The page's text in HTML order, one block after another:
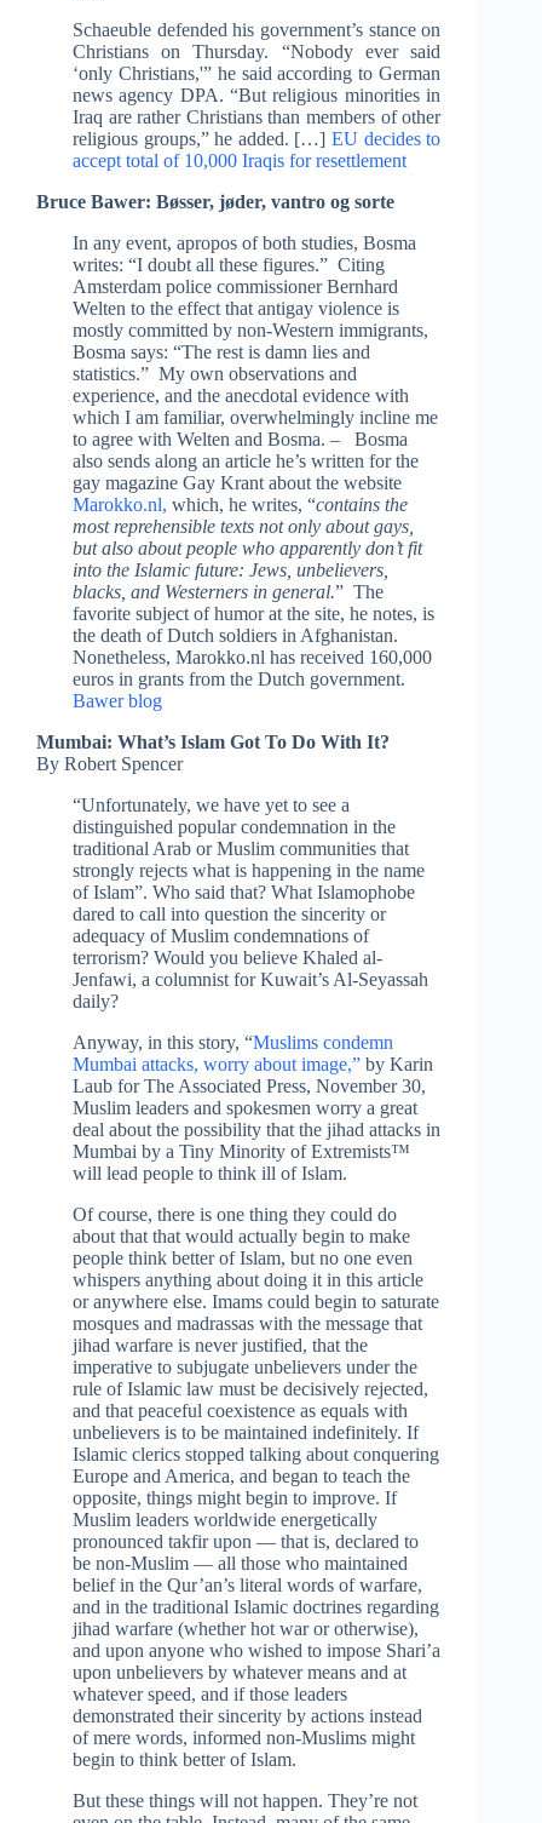
Schaeuble defended his government’s stance on
Christians on Thursday. “Nobody ever said
‘only Christians,'” he said according to German
news agency DPA. “But religious minorities in
Iraq are rather Christians than members of other
religious groups,” he added. […]EU decides to
accept total of 10,000 Iraqis for resettlement
Bruce Bawer: Bøsser, jøder, vantro og sorte
In any event, apropos of both studies, Bosma
writes: “I doubt all these figures.” Citing
Amsterdam police commissioner Bernhard
Welten to the effect that antigay violence is
mostly committed by non-Western immigrants,
Bosma says: “The rest is damn lies and
statistics.” My own observations and
experience, and the anecdotal evidence with
which I am familiar, overwhelmingly incline me
to agree with Welten and Bosma. – Bosma
also sends along an article he’s written for the
gay magazine Gay Krant about the website
Marokko.nl, which, he writes, “contains the
most reprehensible texts not only about gays,
but also about people who apparently don’t fit
into the Islamic future: Jews, unbelievers,
blacks, and Westerners in general.” The
favorite subject of humor at the site, he notes, is
the death of Dutch soldiers in Afghanistan.
Nonetheless, Marokko.nl has received 160,000
euros in grants from the Dutch government.
Bawer blog
Mumbai: What’s Islam Got To Do With It?
By Robert Spencer
“Unfortunately, we have yet to see a
distinguished popular condemnation in the
traditional Arab or Muslim communities that
strongly rejects what is happening in the name
of Islam”. Who said that? What Islamophobe
dared to call into question the sincerity or
adequacy of Muslim condemnations of
terrorism? Would you believe Khaled al-
Jenfawi, a columnist for Kuwait’s Al-Seyassah
daily?
Anyway, in this story, “Muslims condemn
Mumbai attacks, worry about image,” by Karin
Laub for The Associated Press, November 30,
Muslim leaders and spokesmen worry a great
deal about the possibility that the jihad attacks in
Mumbai by a Tiny Minority of Extremists™
will lead people to think ill of Islam.
Of course, there is one thing they could do
about that that would actually begin to make
people think better of Islam, but no one even
whispers anything about doing it in this article
or anywhere else. Imams could begin to saturate
mosques and madrassas with the message that
jihad warfare is never justified, that the
imperative to subjugate unbelievers under the
rule of Islamic law must be decisively rejected,
and that peaceful coexistence as equals with
unbelievers is to be maintained indefinitely. If
Islamic clerics stopped talking about conquering
Europe and America, and began to teach the
opposite, things might begin to improve. If
Muslim leaders worldwide energetically
pronounced takfir upon — that is, declared to
be non-Muslim — all those who maintained
belief in the Qur’an’s literal words of warfare,
and in the traditional Islamic doctrines regarding
jihad warfare (whether hot war or otherwise),
and upon anyone who wished to impose Shari’a
upon unbelievers by whatever means and at
whatever speed, and if those leaders
demonstrated their sincerity by actions instead
of mere words, informed non-Muslims might
begin to think better of Islam.
But these things will not happen. They’re not